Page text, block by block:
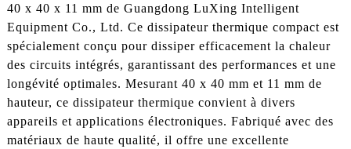
40 x 40 x 11 mm de Guangdong LuXing Intelligent
Equipment Co., Ltd. Ce dissipateur thermique compact est
spécialement conçu pour dissiper efficacement la chaleur
des circuits intégrés, garantissant des performances et une
longévité optimales. Mesurant 40 x 40 mm et 11 mm de
hauteur, ce dissipateur thermique convient à divers
appareils et applications électroniques. Fabriqué avec des
matériaux de haute qualité, il offre une excellente